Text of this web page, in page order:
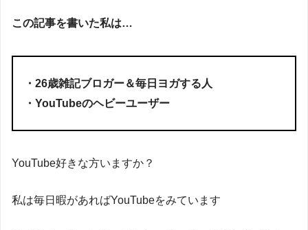
この記事を書いた私は…
・26歳雑記ブロガー＆毎日ヨガする人
・YouTubeのヘビーユーザー
YouTube好きな方いますか？
私は毎日暇があればYouTubeをみています